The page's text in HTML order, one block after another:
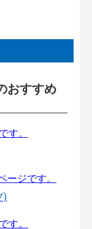
おすすめ
)